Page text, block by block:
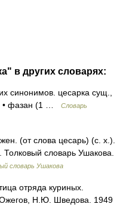
в других словарях:
синонимов. цесарка сущ.,
• фазан (1 …
Словарь
(от слова цесарь) (с. х.).
словарь Ушакова.
словарь Ушакова
отряда куриных.
Н.Ю. Шведова. 1949